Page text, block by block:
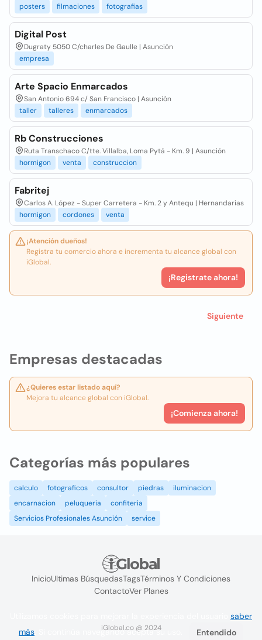
Empresas destacadas
¿Quieres estar listado aquí?
Mejora tu alcance global con iGlobal.
¡Comienza ahora!
posters
filmaciones fotografias
Digital Post
Dugraty 5050 C/charles De Gaulle | Asunción
empresa
Arte Spacio Enmarcados
San Antonio 694 c/ San Francisco | Asunción
taller
talleres enmarcados
Rb Construcciones
Ruta Transchaco C/tte. Villalba, Loma Pytá - Km. 9 | Asunción
hormigon
venta construccion
Fabritej
Carlos A. López - Super Carretera - Km. 2 y Antequ | Hernandarias
hormigon
cordones venta
¡Atención dueños!
Registra tu comercio ahora e incrementa tu alcance global con
iGlobal.
¡Registrate ahora!
Siguiente
Categorías más populares
calculo fotograficos consultor piedras
iluminacion
encarnacion
peluqueria
confiteria
Servicios Profesionales Asunción
service
InicioUltimas BúsquedasTagsTérminos Y Condiciones
ContactoVer Planes
iGlobal.co @ 2024
saber
más . Si continúa navegando acepta su uso. Entendido